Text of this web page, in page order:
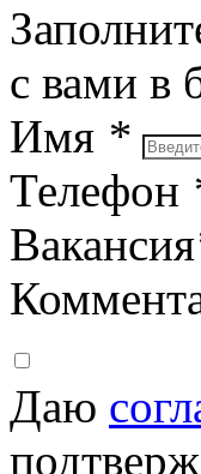
с вами в
Имя *
Телефон
Вакансия
Даю